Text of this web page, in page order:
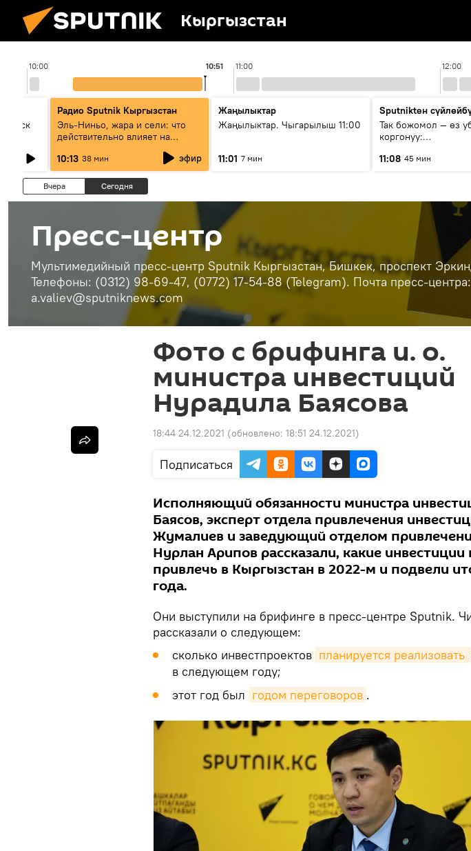
Кыргызстан
10:00 11:00 12:00
10:51
Радио Sputnik Кыргызстан
Эль-Ниньо, жара и сели: что
действительно влияет на
10:13 38 мин эфир
Жаңылыктар
Жаңылыктар. Чыгарылыш 11:00
11:01 7 мин
Sputnikteн
Так божомол — өз
коргонуу:
кантип
11:08 45 мин
Вчера Сегодня
Пресс-центр
Мультимедийный пресс-центр Sputnik Кыргызстан, Бишкек, проспект
Телефоны: (0312) 98-69-47, (0772) 17-54-88 (Telegram). Почта пресс-центра:
a.valiev@sputniknews.com
Фото с брифинга и. о.
министра инвестиций
Нурадила Баясова
18:44 24.12.2021 (обновлено: 18:51 24.12.2021)
Подписаться
Исполняющий обязанности министра
Баясов, эксперт отдела привлечения
Жумалиев и заведующий отделом
Нурлан Арипов рассказали, какие инвестиции
привлечь в Кыргызстан в 2022-м и подвели
года.
Они выступили на брифинге в пресс-центре Sputnik.
рассказали о следующем:
сколько инвестпроектов планируется реализовать
в следующем году;
этот год был годом переговоров .